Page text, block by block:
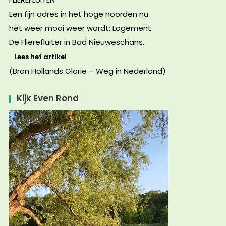
Een fijn adres in het hoge noorden nu
het weer mooi weer wordt: Logement
De Flierefluiter in Bad Nieuweschans..
Lees het artikel
(Bron Hollands Glorie – Weg in Nederland)
Kijk Even Rond
Videospeler